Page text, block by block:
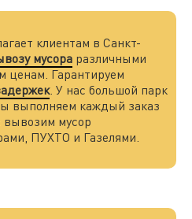
клиентам в Санкт-
мусора различными
ценам. Гарантируем
. У нас большой парк
выполняем каждый заказ
вывозим мусор
ПУХТО и Газелями.